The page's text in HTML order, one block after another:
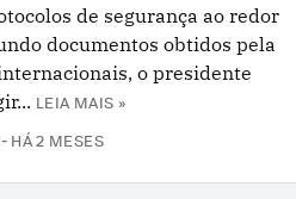
de segurança ao redor
documentos obtidos pela
o presidente
LEIA MAIS »
HÁ 2 MESES